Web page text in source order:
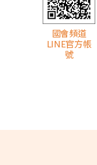
國會頻道
LINE官方帳
號